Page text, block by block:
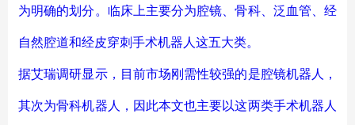
为明确的划分。临床上主要分为腔镜、骨科、泛血管、经
自然腔道和经皮穿刺手术机器人这五大类。
据艾瑞调研显示，目前市场刚需性较强的是腔镜机器人，
其次为骨科机器人，因此本文也主要以这两类手术机器人